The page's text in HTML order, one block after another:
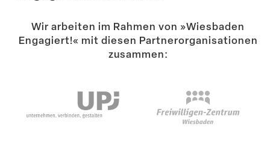
Wir arbeiten im Rahmen von »Wiesbaden
Engagiert!« mit diesen Partner­or­ga­ni­sa­tionen
zusammen: